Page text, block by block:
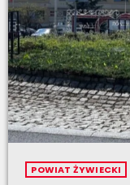
POWIAT ŻYWIECKI